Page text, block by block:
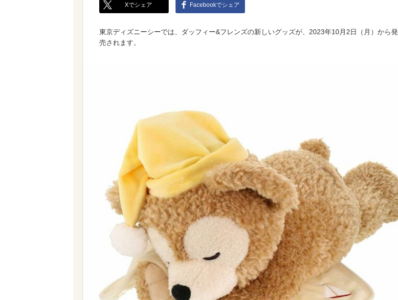
Xでシェア Facebookでシェア
東京ディズニーシーでは、ダッフィー&フレンズの新しいグッズが、2023年10月2日（月）から発
売されます。